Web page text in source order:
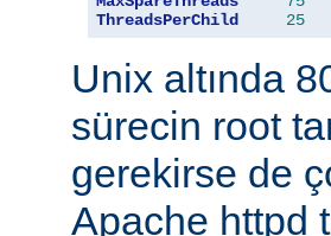
ThreadsPerChild
25
Unix altında
sürecin root
gerekirse de
Apache httpd